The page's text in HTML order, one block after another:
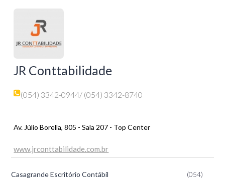
JR Conttabilidade
(054) 3342-0944/ (054) 3342-8740
Av. Júlio Borella, 805 - Sala 207 - Top Center
www.jrconttabilidade.com.br
Casagrande Escritório Contábil
(054)